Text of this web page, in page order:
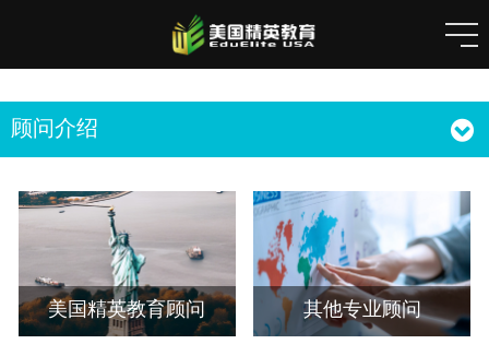
顾问介绍
美国精英教育顾问 其他专业顾问